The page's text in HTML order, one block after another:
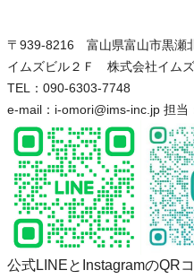
〒939-8216 富山県富山市黒瀬
イムズビル２Ｆ 株式会社イムズ
TEL：090-6303-7748
e-mail：i-omori@ims-inc.jp 担当
公式LINEとInstagramのQR